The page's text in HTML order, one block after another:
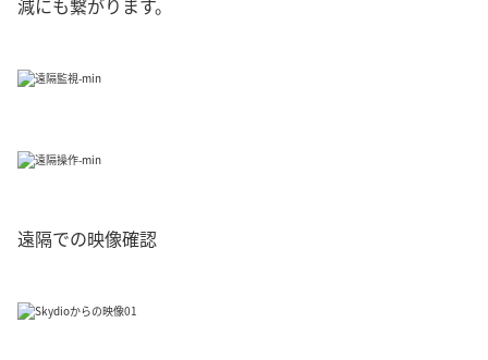
減にも繋がります。
遠隔での映像確認